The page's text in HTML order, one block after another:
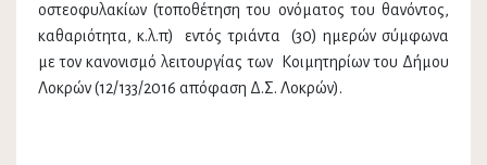
οστεοφυλακίων (τοποθέτηση του ονόματος του θανόντος,
καθαριότητα, κ.λ.π) εντός τριάντα (30) ημερών σύμφωνα
με τον κανονισμό λειτουργίας των Κοιμητηρίων του Δήμου
Λοκρών (12/133/2016 απόφαση Δ.Σ. Λοκρών).